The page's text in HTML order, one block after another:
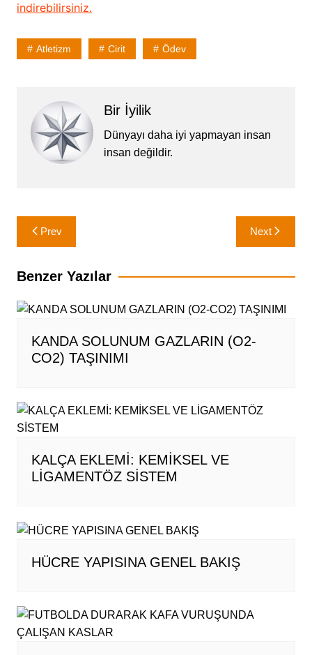
indirebilirsiniz.
Atletizm Cirit Ödev
Bir İyilik
Dünyayı daha iyi yapmayan insan
insan değildir.
Yazı
gezinmesi
Prev Next
Benzer Yazılar
KANDA SOLUNUM GAZLARIN (O2-
CO2) TAŞINIMI
KALÇA EKLEMİ: KEMİKSEL VE
LİGAMENTÖZ SİSTEM
HÜCRE YAPISINA GENEL BAKIŞ